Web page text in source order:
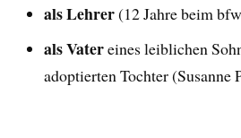
als Lehrer(12 Jahre beim
als Vatereines leiblichen
adoptierten Tochter (Susanne